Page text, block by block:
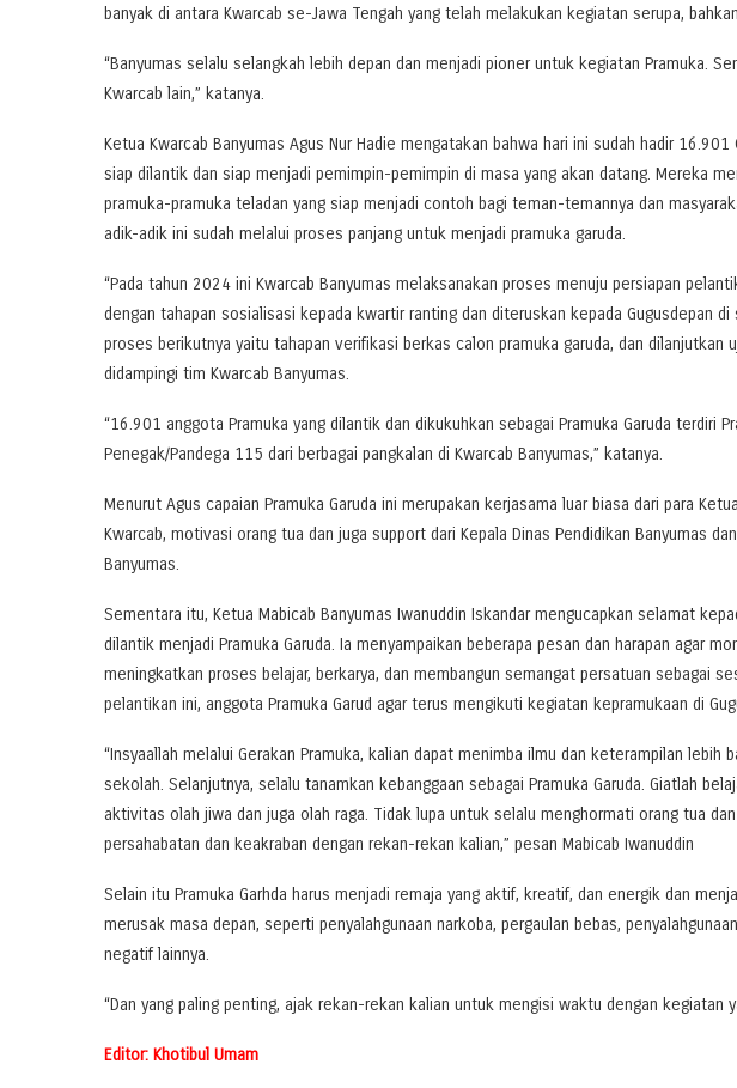
banyak di antara Kwarcab se-Jawa Tengah yang telah melakukan kegiatan serupa,
“Banyumas selalu selangkah lebih depan dan menjadi pioner untuk kegiatan Pramuka.
Kwarcab lain,” katanya.
Ketua Kwarcab Banyumas Agus Nur Hadie mengatakan bahwa hari ini sudah hadir 16.901
siap dilantik dan siap menjadi pemimpin-pemimpin di masa yang akan datang. Mereka
pramuka-pramuka teladan yang siap menjadi contoh bagi teman-temannya dan
adik-adik ini sudah melalui proses panjang untuk menjadi pramuka garuda.
“Pada tahun 2024 ini Kwarcab Banyumas melaksanakan proses menuju persiapan
dengan tahapan sosialisasi kepada kwartir ranting dan diteruskan kepada Gugusdepan di
proses berikutnya yaitu tahapan verifikasi berkas calon pramuka garuda, dan dilanjutkan
didampingi tim Kwarcab Banyumas.
“16.901 anggota Pramuka yang dilantik dan dikukuhkan sebagai Pramuka Garuda terdiri
Penegak/Pandega 115 dari berbagai pangkalan di Kwarcab Banyumas,” katanya.
Menurut Agus capaian Pramuka Garuda ini merupakan kerjasama luar biasa dari para
Kwarcab, motivasi orang tua dan juga support dari Kepala Dinas Pendidikan Banyumas
Banyumas.
Sementara itu, Ketua Mabicab Banyumas Iwanuddin Iskandar mengucapkan selamat
dilantik menjadi Pramuka Garuda. Ia menyampaikan beberapa pesan dan harapan agar
meningkatkan proses belajar, berkarya, dan membangun semangat persatuan sebagai
pelantikan ini, anggota Pramuka Garud agar terus mengikuti kegiatan kepramukaan di
“Insyaallah melalui Gerakan Pramuka, kalian dapat menimba ilmu dan keterampilan lebih
sekolah. Selanjutnya, selalu tanamkan kebanggaan sebagai Pramuka Garuda. Giatlah
aktivitas olah jiwa dan juga olah raga. Tidak lupa untuk selalu menghormati orang tua
persahabatan dan keakraban dengan rekan-rekan kalian,” pesan Mabicab Iwanuddin
Selain itu Pramuka Garhda harus menjadi remaja yang aktif, kreatif, dan energik dan
merusak masa depan, seperti penyalahgunaan narkoba, pergaulan bebas,
negatif lainnya.
“Dan yang paling penting, ajak rekan-rekan kalian untuk mengisi waktu dengan kegiatan
Editor: Khotibul Umam